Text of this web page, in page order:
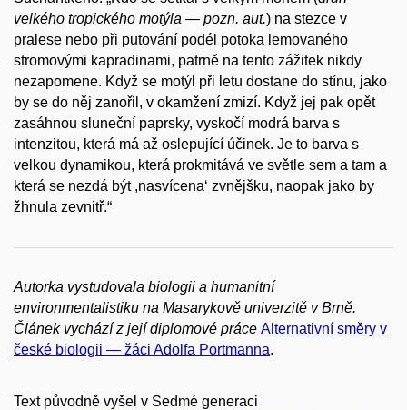
velkého tropického motýla — pozn. aut.) na stezce v
pralese nebo při putování podél potoka lemovaného
stromovými kapradinami, patrně na tento zážitek nikdy
nezapomene. Když se motýl při letu dostane do stínu, jako
by se do něj zanořil, v okamžení zmizí. Když jej pak opět
zasáhnou sluneční paprsky, vyskočí modrá barva s
intenzitou, která má až oslepující účinek. Je to barva s
velkou dynamikou, která prokmitává ve světle sem a tam a
která se nezdá být ,nasvícena‘ zvnějšku, naopak jako by
žhnula zevnitř.“
Autorka vystudovala biologii a humanitní
environmentalistiku na Masarykově univerzitě v Brně.
Článek vychází z její diplomové práce Alternativní směry v
české biologii — žáci Adolfa Portmanna.
Text původně vyšel v Sedmé generaci